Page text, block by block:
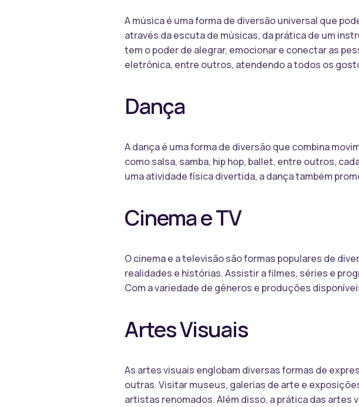
A música é uma forma de diversão universal que
através da escuta de músicas, da prática de um
tem o poder de alegrar, emocionar e conectar as
eletrônica, entre outros, atendendo a todos os
Dança
A dança é uma forma de diversão que combina
como salsa, samba, hip hop, ballet, entre outros,
uma atividade física divertida, a dança também
Cinema e TV
O cinema e a televisão são formas populares de
realidades e histórias. Assistir a filmes, séries e
Com a variedade de gêneros e produções
Artes Visuais
As artes visuais englobam diversas formas de
outras. Visitar museus, galerias de arte e
artistas renomados. Além disso, a prática das